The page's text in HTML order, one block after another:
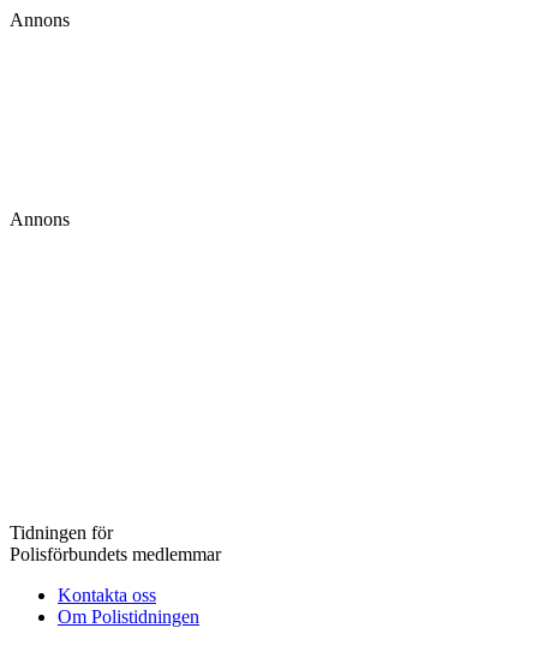
Annons
Annons
Tidningen för
Polisförbundets medlemmar
Kontakta oss
Om Polistidningen